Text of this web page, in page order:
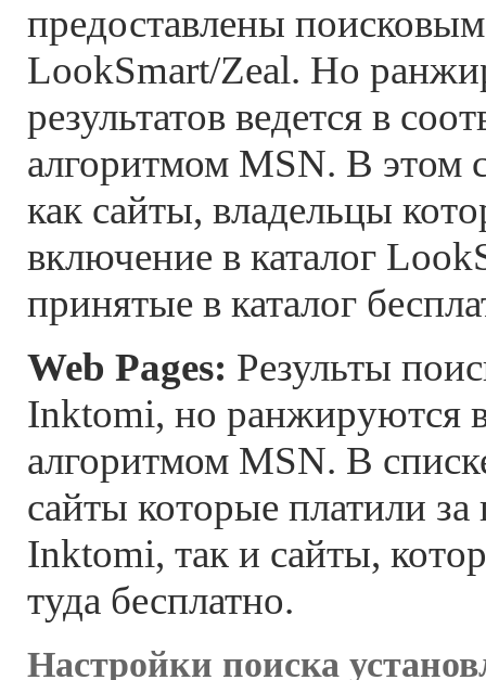
предоставлены
LookSmart/Zeal. Но
результатов ведется в
алгоритмом MSN. В этом
как сайты, владельцы
включение в каталог
принятые в каталог
Web Pages: Результы
Inktomi, но ранжируются в
алгоритмом MSN. В
сайты которые платили
Inktomi, так и сайты,
туда бесплатно.
Настройки поиска